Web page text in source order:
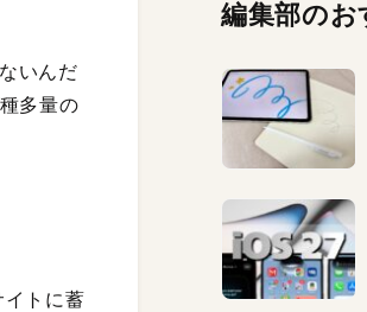
いんだ
多量の
イトに蓄
編集部のお